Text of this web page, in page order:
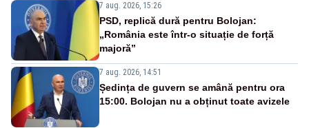
7 aug. 2026, 15:26
PSD, replică dură pentru Bolojan:
„România este într-o situație de forță
majoră”
7 aug. 2026, 14:51
Ședința de guvern se amână pentru ora
15:00. Bolojan nu a obținut toate avizele